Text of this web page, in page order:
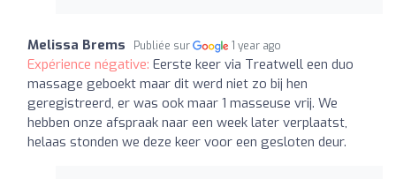
Melissa Brems Publiée sur 1 year ago
Expérience négative: Eerste keer via Treatwell een duo
massage geboekt maar dit werd niet zo bij hen
geregistreerd, er was ook maar 1 masseuse vrij. We
hebben onze afspraak naar een week later verplaatst,
helaas stonden we deze keer voor een gesloten deur.